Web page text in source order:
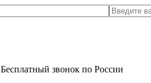
Бесплатный звонок по России